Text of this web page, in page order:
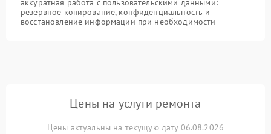
аккуратная работа с пользовательскими данными:
резервное копирование, конфиденциальность и
восстановление информации при необходимости
Цены на услуги ремонта
Цены актуальны на текущую дату 06.08.2026